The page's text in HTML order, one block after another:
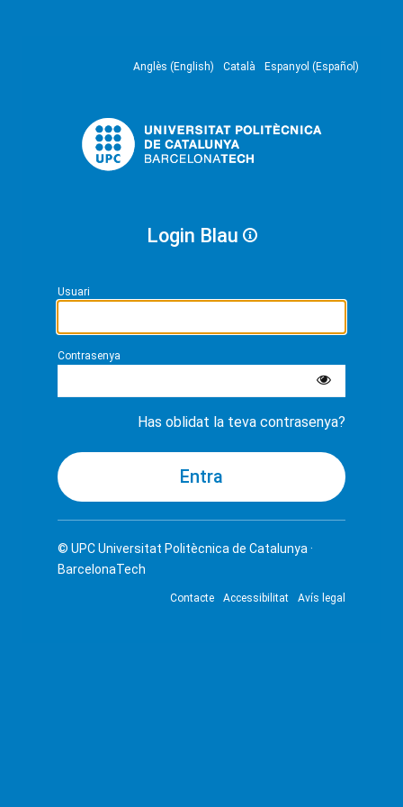
Anglès (English) Català Espanyol (Español)
Login Blau
Usuari
Contrasenya
Has oblidat la teva contrasenya?
© UPCUniversitat Politècnica de Catalunya ·
BarcelonaTech
Contacte Accessibilitat Avís legal